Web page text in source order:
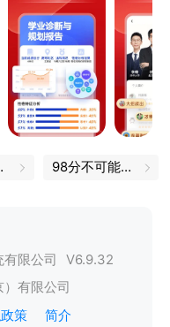
了吗 98分不可能的，我都是100分
限公司 V6.9.32
有限公司
策 简介